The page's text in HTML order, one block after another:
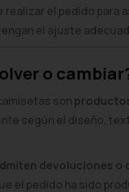
realizar el pedido para
el ajuste
o
son
según el diseño,
devoluciones o
el pedido ha sido